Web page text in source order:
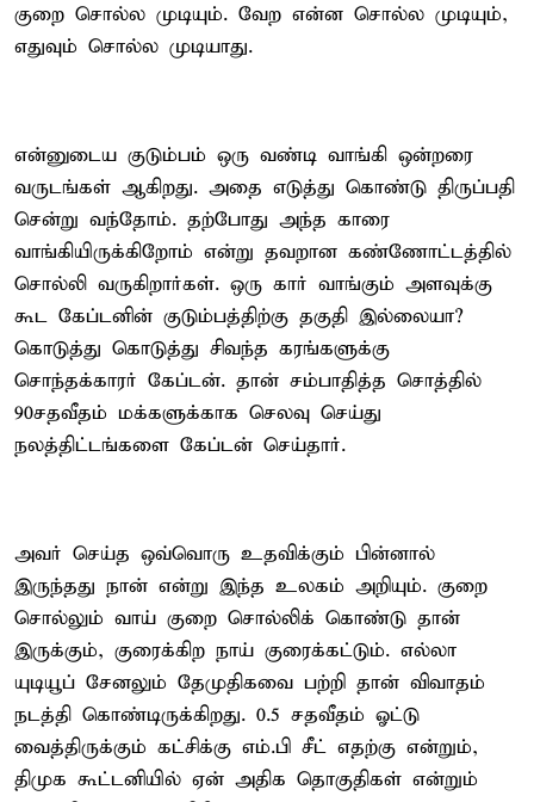
குறை சொல்ல முடியும். வேற என்ன சொல்ல முடியும்,
எதுவும் சொல்ல முடியாது.
என்னுடைய குடும்பம் ஒரு வண்டி வாங்கி ஒன்றரை
வருடங்கள் ஆகிறது. அதை எடுத்து கொண்டு திருப்பதி
சென்று வந்தோம். தற்போது அந்த காரை
வாங்கியிருக்கிறோம் என்று தவறான கண்ணோட்டத்தில்
சொல்லி வருகிறார்கள். ஒரு கார் வாங்கும் அளவுக்கு
கூட கேப்டனின் குடும்பத்திற்கு தகுதி இல்லையா?
கொடுத்து கொடுத்து சிவந்த கரங்களுக்கு
சொந்தக்காரர் கேப்டன். தான் சம்பாதித்த சொத்தில்
90சதவீதம் மக்களுக்காக செலவு செய்து
நலத்திட்டங்களை கேப்டன் செய்தார்.
அவர் செய்த ஒவ்வொரு உதவிக்கும் பின்னால்
இருந்தது நான் என்று இந்த உலகம் அறியும். குறை
சொல்லும் வாய் குறை சொல்லிக் கொண்டு தான்
இருக்கும், குரைக்கிற நாய் குரைக்கட்டும். எல்லா
யுடியூப் சேனலும் தேமுதிகவை பற்றி தான் விவாதம்
நடத்தி கொண்டிருக்கிறது. 0.5 சதவீதம் ஓட்டு
வைத்திருக்கும் கட்சிக்கு எம்.பி சீட் எதற்கு என்றும்,
திமுக கூட்டனியில் ஏன் அதிக தொகுதிகள் என்றும்